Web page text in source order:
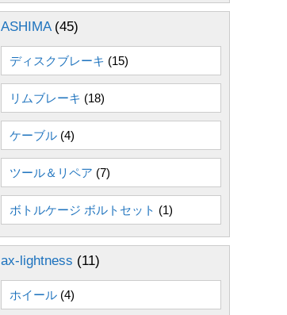
ASHIMA(45)
ディスクブレーキ (15)
リムブレーキ (18)
ケーブル (4)
ツール＆リペア (7)
ボトルケージ ボルトセット (1)
ax-lightness (11)
ホイール (4)